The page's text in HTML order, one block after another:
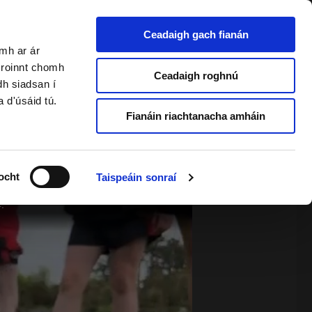
ar ár
chomh
siadsan í
d'úsáid tú.
Taispeáin sonraí
Ceadaigh gach fianán
Ceadaigh roghnú
Fianáin riachtanacha amháin
Foghlaimeoirí Fásta